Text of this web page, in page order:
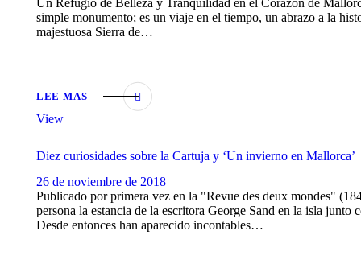
Un Refugio de Belleza y Tranquilidad en el Corazón de
simple monumento; es un viaje en el tiempo, un abrazo a la
majestuosa Sierra de…
LEE MAS
View
Diez curiosidades sobre la Cartuja y ‘Un invierno en Mallorca’
26 de noviembre de 2018
Publicado por primera vez en la "Revue des deux mondes"
persona la estancia de la escritora George Sand en la isla
Desde entonces han aparecido incontables…